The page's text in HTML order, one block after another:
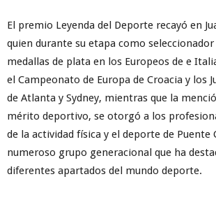
El premio Leyenda del Deporte recayó en
quien durante su etapa como
medallas de plata en los Europeos de e
el Campeonato de Europa de Croacia y los
de Atlanta y Sydney, mientras que la
mérito deportivo, se otorgó a los
de la actividad física y el deporte de Puente
numeroso grupo generacional que ha
diferentes apartados del mundo deporte.